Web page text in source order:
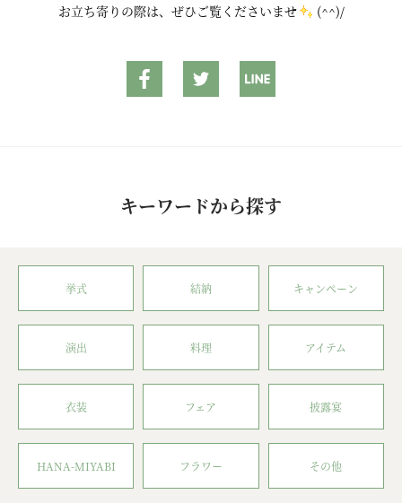
お立ち寄りの際は、ぜひご覧くださいませ (^^)/
キーワードから探す
挙式 結納 キャンペーン
演出 料理 アイテム
衣装 フェア 披露宴
HANA-MIYABI フラワー その他